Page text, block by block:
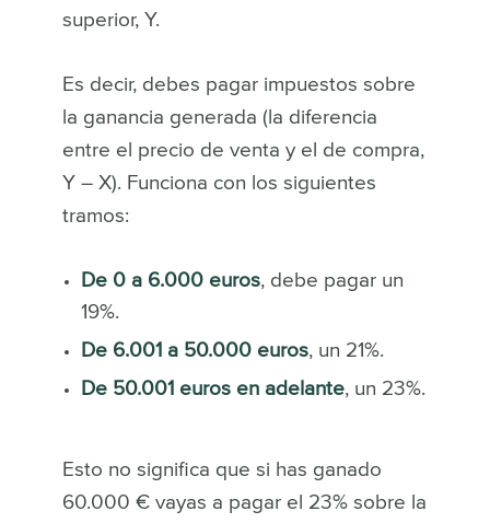
superior, Y.
Es decir, debes pagar impuestos sobre
la ganancia generada (la diferencia
entre el precio de venta y el de compra,
Y – X). Funciona con los siguientes
tramos:
De 0 a 6.000 euros, debe pagar un
19%.
De 6.001 a 50.000 euros, un 21%.
De 50.001 euros en adelante, un 23%.
Esto no significa que si has ganado
60.000 € vayas a pagar el 23% sobre la